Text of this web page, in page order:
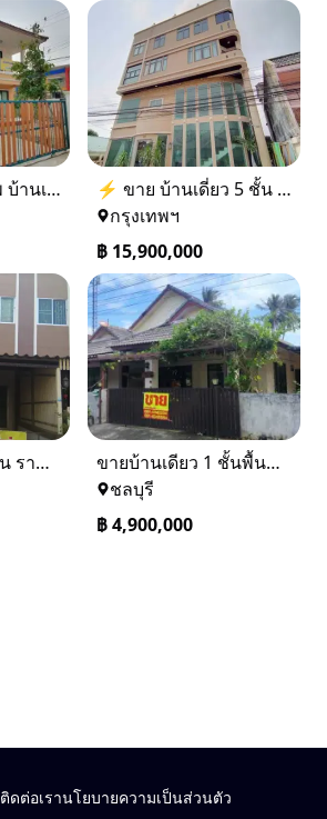
บ้านเฟื่องสุขลำโพ บ้านเดี่ยวสร้างใหม่ บางบัวทอง
⚡ ขาย บ้านเดี่ยว 5 ชั้น ซอย ประชาชื่น 14 ใกล้ BTS
กรุงเทพฯ
฿ 15,900,000
ขายทาวเฮ้าส์ 2 ชั้น ราคา 1.9 ล้านบาท ที่อยู่ ศรีราชา ชลบุรี
ขายบ้านเดียว 1 ชั้นพื้นที่ 102 ตรว บางละมุง ชลบุรี
ชลบุรี
฿4,900,000
ติดต่อเรานโยบายความเป็นส่วนตัว